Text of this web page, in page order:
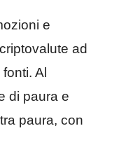
e
ad
Al
di paura e
paura, con